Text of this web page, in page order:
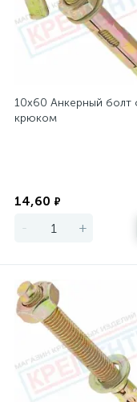
10х60 Анкерный болт
крюком
14,60 ₽
- +